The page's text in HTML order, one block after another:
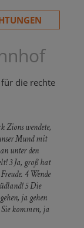
die rechte
Zions wendete,
Mund mit
unter den
3 Ja, groß hat
4 Wende
5 Die
ja gehen
kommen, ja